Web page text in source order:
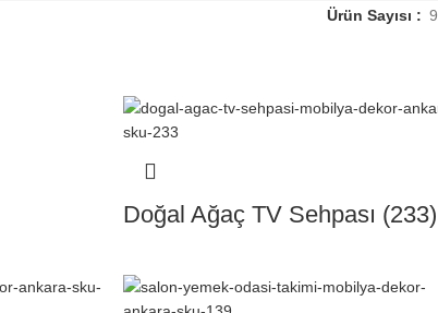
Ürün Sayısı 9
Doğal Ağaç TV Sehpası (233)